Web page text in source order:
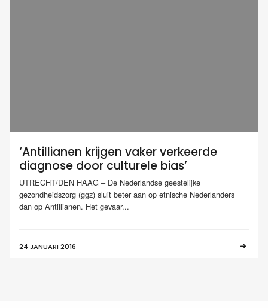
‘Antillianen krijgen vaker verkeerde
diagnose door culturele bias’
UTRECHT/DEN HAAG – De Nederlandse geestelijke
gezondheidszorg (ggz) sluit beter aan op etnische Nederlanders
dan op Antillianen. Het gevaar...
24 JANUARI 2016